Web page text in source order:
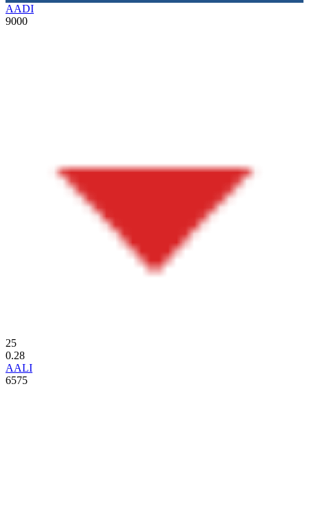
AADI
9000
25
0.28
AALI
6575